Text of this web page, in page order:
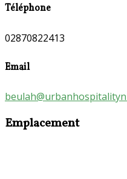
Téléphone
02870822413
Email
Emplacement